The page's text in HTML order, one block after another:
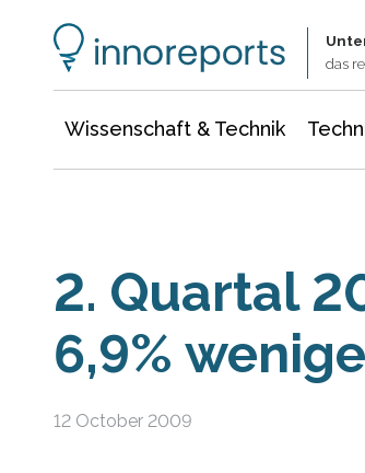
das
Wissenschaft & Technik
2. Quartal
6,9%
12 October 2009